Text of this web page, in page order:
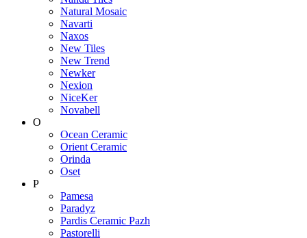
Natural Mosaic
Navarti
Naxos
New Tiles
New Trend
Newker
Nexion
NiceKer
Novabell
O
Ocean Ceramic
Orient Ceramic
Orinda
Oset
P
Pamesa
Paradyz
Pardis Ceramic Pazh
Pastorelli